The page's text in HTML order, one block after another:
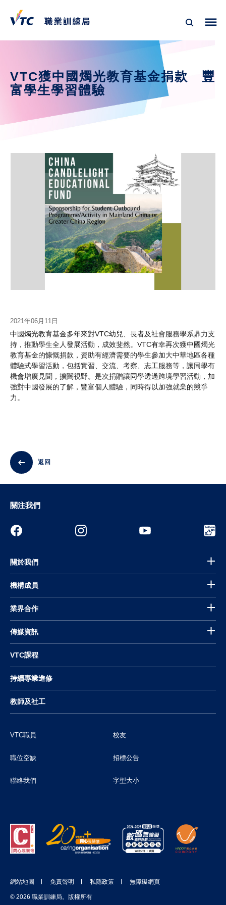
VTC獲中國燭光教育基金捐款　豐
富學生學習體驗
2021年06月11日
中國燭光教育基金多年來對VTC幼兒、長者及社會服務學系鼎力支
持，推動學生全人發展活動，成效斐然。VTC有幸再次獲中國燭光
教育基金的慷慨捐款，資助有經濟需要的學生參加大中華地區各種
體驗式學習活動，包括實習、交流、考察、志工服務等，讓同學有
機會增廣見聞，擴闊視野。是次捐贈讓同學透過跨境學習活動，加
強對中國發展的了解，豐富個人體驗，同時得以加強就業的競爭
力。
返回
支持VTC
關注我們
關於我們
機構成員
業界合作
傳媒資訊
VTC課程
持續專業進修
教師及社工
VTC職員 校友
職位空缺 招標公告
聯絡我們 字型大小
網站地圖 免責聲明 私隱政策 無障礙網頁
© 2026 職業訓練局。版權所有